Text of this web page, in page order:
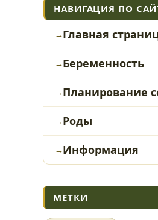
НАВИГАЦИЯ ПО
Главная
Беременность
Планирование
Роды
Информация
МЕТКИ